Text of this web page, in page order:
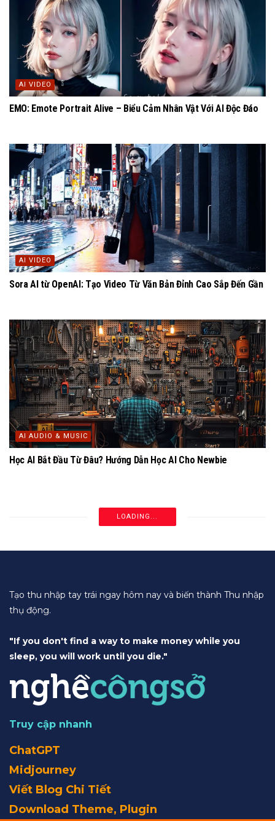
AI VIDEO
EMO: Emote Portrait Alive – Biểu Cảm Nhân Vật Với AI Độc Đáo
AI VIDEO
Sora AI từ OpenAI: Tạo Video Từ Văn Bản Đỉnh Cao Sắp Đến Gần
AI AUDIO & MUSIC
Học AI Bắt Đầu Từ Đâu? Hướng Dẫn Học AI Cho Newbie
LOADING...
Tạo thu nhập tay trái ngay hôm nay và biến thành Thu nhập
thụ động.
"If you don't find a way to make money while you
sleep, you will work until you die."
Truy cập nhanh
ChatGPT
Midjourney
Viết Blog Chi Tiết
Download Theme, Plugin